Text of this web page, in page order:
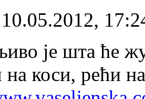
10.05.2012,
је шта ће
на коси, рећи